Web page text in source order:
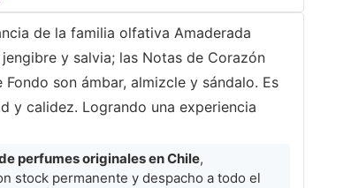
de la familia olfativa Amaderada
y salvia; las Notas de Corazón
son ámbar, almizcle y sándalo. Es
y calidez. Logrando una experiencia
perfumes originales en Chile,
stock permanente y despacho a todo el